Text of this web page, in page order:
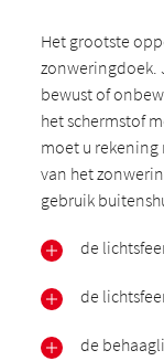
Het grootste
zonweringdoek.
bewust of
het schermstof
moet u rekening
van het
gebruik
de
de
de